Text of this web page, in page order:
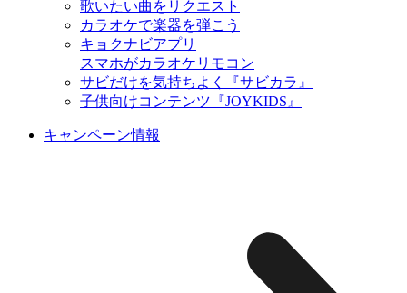
歌いたい曲をリクエスト
カラオケで楽器を弾こう
キョクナビアプリ
スマホがカラオケリモコン
サビだけを気持ちよく『サビカラ』
子供向けコンテンツ『JOYKIDS』
キャンペーン情報